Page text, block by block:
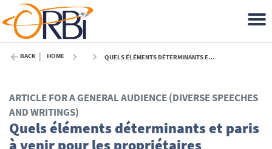
BACK HOME QUELS ÉLÉMENTS DÉTERMINANTS ET PARIS À VENIR POUR LES PROPRIÉTAIRES FORESTIERS ? - 2021
ARTICLE FOR A GENERAL AUDIENCE (DIVERSE SPEECHES
AND WRITINGS)
Quels éléments déterminants et paris